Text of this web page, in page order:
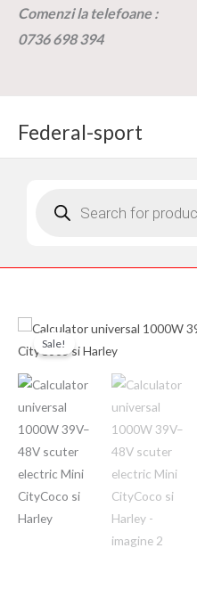
SkipComenzi la telefoane :
0736 698 394
Federal-sport
Sale!
Prețul
a
fost:
350,00
Cantitate
Calculator
universal
1000W
39V–
48V
scuter
electric
Mini
CityCoco